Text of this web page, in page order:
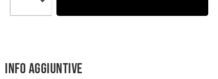
Info aggiuntive